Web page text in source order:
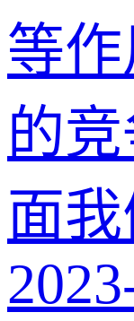
等
的
面